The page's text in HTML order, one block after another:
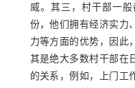
威。其三，村干部一
份，他们拥有经济实力
力等方面的优势，因此
其是绝大多数村干部在
的关系，例如，上门工